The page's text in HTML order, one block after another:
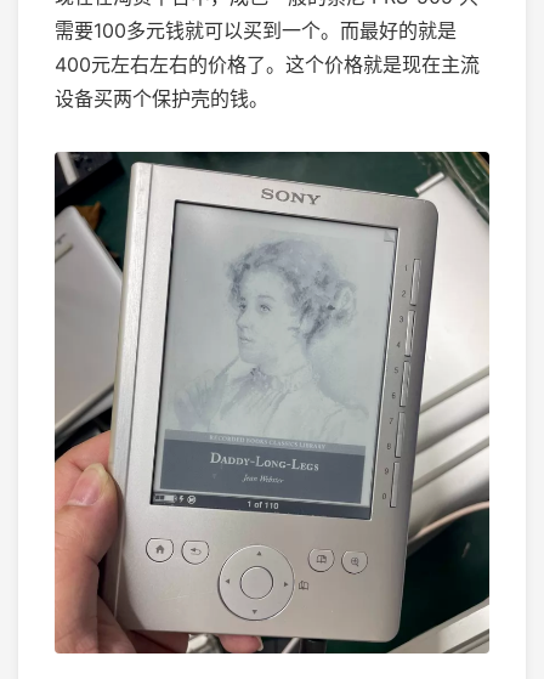
需要100多元钱就可以买到一个。而最好的就是
400元左右左右的价格了。这个价格就是现在主流
设备买两个保护壳的钱。